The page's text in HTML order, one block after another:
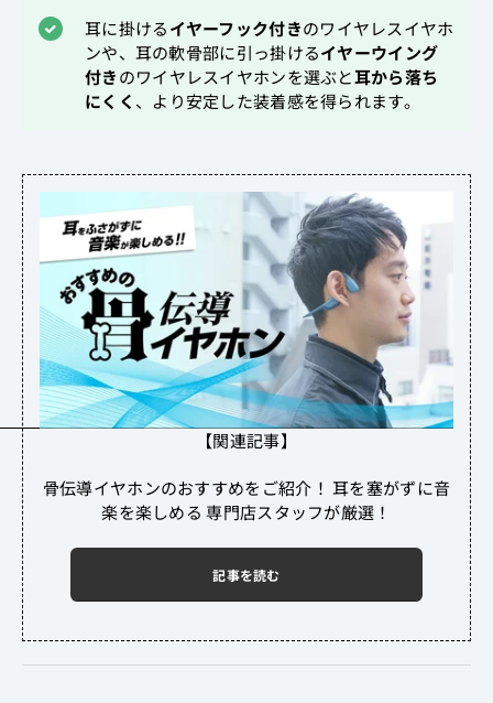
耳に掛けるイヤーフック付きのワイヤレスイヤホ
ンや、耳の軟骨部に引っ掛けるイヤーウイング
付きのワイヤレスイヤホンを選ぶと耳から落ち
にくく 、より安定した装着感を得られます。
【関連記事】
骨伝導イヤホンのおすすめをご紹介！ 耳を塞がずに音
楽を楽しめる 専門店スタッフが厳選！
記事を読む